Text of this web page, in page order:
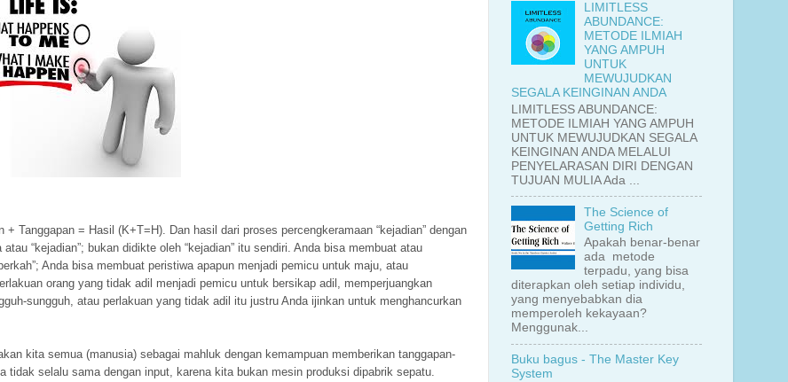
Tanggapan = Hasil (K+T=H). Dan hasil dari proses percengkeramaan “kejadian” dengan
“kejadian”; bukan didikte oleh “kejadian” itu sendiri. Anda bisa membuat atau
Anda bisa membuat peristiwa apapun menjadi pemicu untuk maju, atau
orang yang tidak adil menjadi pemicu untuk bersikap adil, memperjuangkan
sungguh, atau perlakuan yang tidak adil itu justru Anda ijinkan untuk menghancurkan
kita semua (manusia) sebagai mahluk dengan kemampuan memberikan tanggapan-
selalu sama dengan input, karena kita bukan mesin produksi dipabrik sepatu.
LIMITLESS
ABUNDANCE:
METODE ILMIAH
YANG AMPUH
UNTUK
MEWUJUDKAN
SEGALA KEINGINAN ANDA
LIMITLESS ABUNDANCE:
METODE ILMIAH YANG AMPUH
UNTUK MEWUJUDKAN SEGALA
KEINGINAN ANDA MELALUI
PENYELARASAN DIRI DENGAN
TUJUAN MULIA Ada ...
The Science of
Getting Rich
Apakah benar-benar
ada metode
terpadu, yang bisa
diterapkan oleh setiap individu,
yang menyebabkan dia
memperoleh kekayaan?
Menggunak...
Buku bagus - The Master Key
System